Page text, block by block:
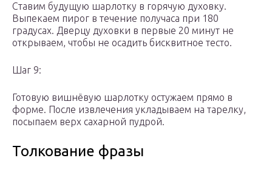
Ставим будущую шарлотку в горячую духовку.
Выпекаем пирог в течение получаса при 180
градусах. Дверцу духовки в первые 20 минут не
открываем, чтобы не осадить бисквитное тесто.
Шаг 9:
Готовую вишнёвую шарлотку остужаем прямо в
форме. После извлечения укладываем на тарелку,
посыпаем верх сахарной пудрой.
Толкование фразы